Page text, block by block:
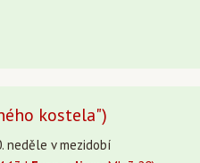
kostela")
neděle v mezidobí